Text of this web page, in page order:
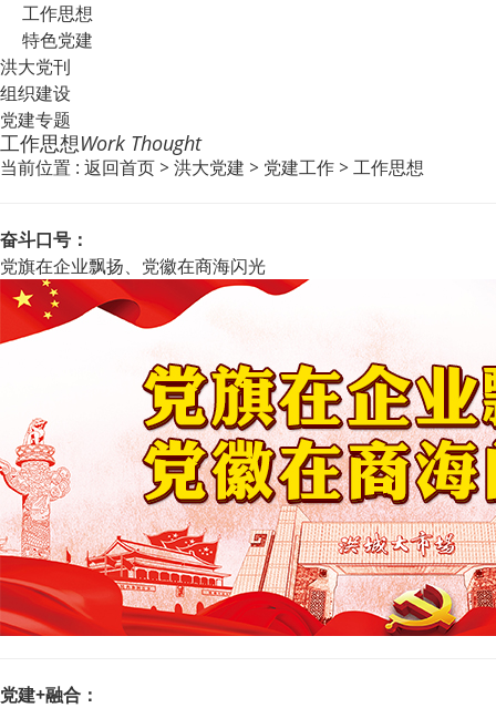
工作思想
特色党建
洪大党刊
组织建设
党建专题
工作思想Work Thought
当前位置 : 返回首页 > 洪大党建 > 党建工作 > 工作思想
奋斗口号：
党旗在企业飘扬、党徽在商海闪光
党建+融合：